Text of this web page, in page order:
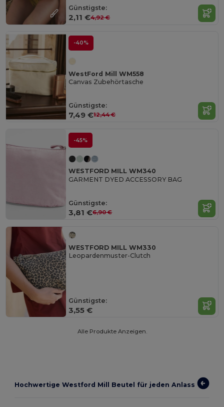
Günstigste:
2,11 €4,92 €
-40%
WestFord Mill WM558
Canvas Zubehörtasche
Günstigste:
7,49 €12,44 €
-45%
WESTFORD MILL WM340
GARMENT DYED ACCESSORY BAG
Günstigste:
3,81 €6,90 €
WESTFORD MILL WM330
Leopardenmuster-Clutch
Günstigste:
3,55 €
Alle Produkte Anzeigen.
Hochwertige Westford Mill Beutel für jeden Anlass